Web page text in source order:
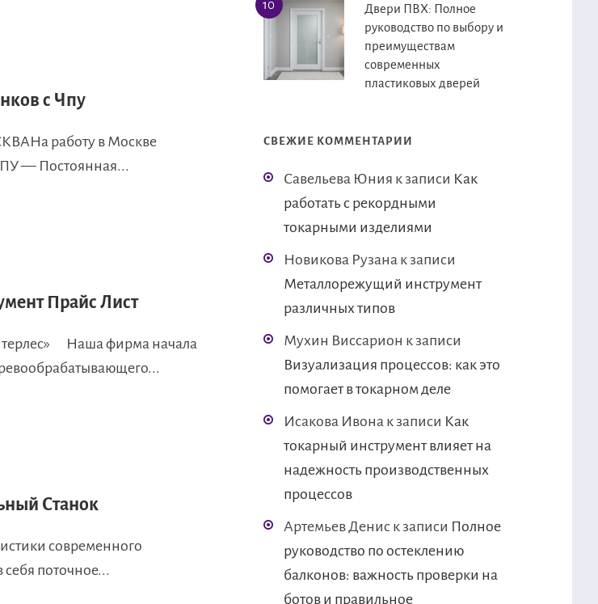
с Чпу
работу в Москве
— Постоянная...
Прайс Лист
Наша фирма начала
Станок
современного
себя поточное...
Двери ПВХ: Полное
руководство по выбору и
преимуществам
современных
пластиковых дверей
СВЕЖИЕ КОММЕНТАРИИ
Савельева Юния к записи Как
работать с рекордными
токарными изделиями
Новикова Рузана к записи
Металлорежущий инструмент
различных типов
Мухин Виссарион к записи
Визуализация процессов: как это
помогает в токарном деле
Исакова Ивона к записи Как
токарный инструмент влияет на
надежность производственных
процессов
Артемьев Дениск записи Полное
руководство по остеклению
балконов: важность проверки на
ботов и правильное